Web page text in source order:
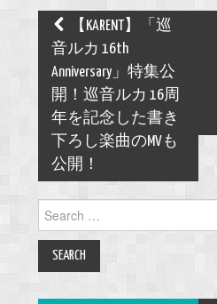
Post
navigation
【KARENT】「巡
音ルカ 16th
Anniversary」特集公
開！巡音ルカ 16周
年を記念した書き
下ろし楽曲のMVも
公開！
for: